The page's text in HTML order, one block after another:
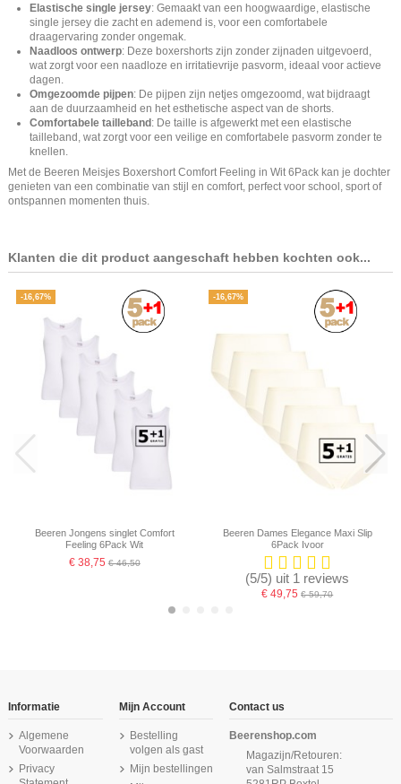
Elastische single jersey: Gemaakt van een hoogwaardige, elastische
single jersey die zacht en ademend is, voor een comfortabele
draagervaring zonder ongemak.
Naadloos ontwerp: Deze boxershorts zijn zonder zijnaden uitgevoerd,
wat zorgt voor een naadloze en irritatievrije pasvorm, ideaal voor actieve
dagen.
Omgezoomde pijpen: De pijpen zijn netjes omgezoomd, wat bijdraagt
aan de duurzaamheid en het esthetische aspect van de shorts.
Comfortabele tailleband: De taille is afgewerkt met een elastische
tailleband, wat zorgt voor een veilige en comfortabele pasvorm zonder te
knellen.
Met de Beeren Meisjes Boxershort Comfort Feeling in Wit 6Pack kan je dochter
genieten van een combinatie van stijl en comfort, perfect voor school, sport of
ontspannen momenten thuis.
Klanten die dit product aangeschaft hebben kochten ook...
-16,67%
Beeren Jongens singlet Comfort
Feeling 6Pack Wit
€ 38,75€ 46,50
-16,67%
Beeren Dames Elegance Maxi Slip
6Pack Ivoor
(5/5) uit 1 reviews
€ 49,75€ 59,70
Informatie
Algemene
Voorwaarden
Privacy
Mijn Account
Bestelling
volgen als gast
Mijn bestellingen
Contact us
Beerenshop.com
Magazijn/Retouren:
van Salmstraat 15